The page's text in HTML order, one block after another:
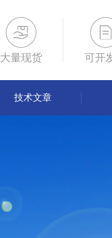
大量现货 可开
技术文章